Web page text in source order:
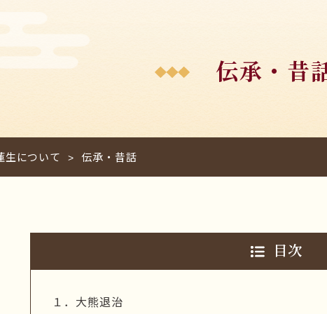
伝承・昔
生について > 伝承・昔話
目次
１．大熊退治